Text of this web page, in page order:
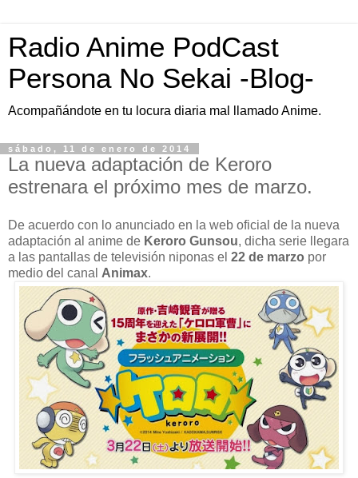
Radio Anime PodCast
Persona No Sekai -Blog-
Acompañándote en tu locura diaria mal llamado Anime.
sábado, 11 de enero de 2014
La nueva adaptación de Keroro
estrenara el próximo mes de marzo.
De acuerdo con lo anunciado en la web oficial de la nueva
adaptación al anime de Keroro Gunsou, dicha serie llegara
a las pantallas de televisión niponas el 22 de marzo por
medio del canal Animax.